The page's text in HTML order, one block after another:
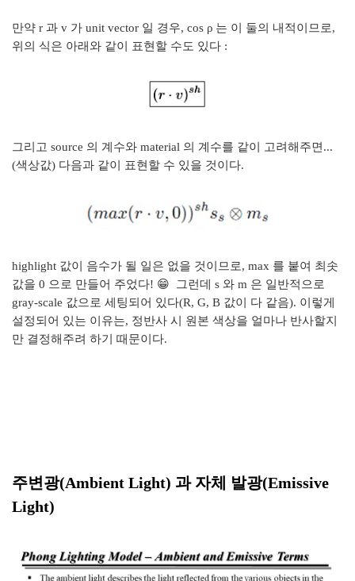
만약 r 과 v 가 unit vector 일 경우, cos ρ 는 이 둘의 내적이므로,
위의 식은 아래와 같이 표현할 수도 있다 :
그리고 source 의 계수와 material 의 계수를 같이 고려해주면...
(색상값) 다음과 같이 표현할 수 있을 것이다.
highlight 값이 음수가 될 일은 없을 것이므로, max 를 붙여 최솟
값을 0 으로 만들어 주었다! 😁 그런데 s 와 m 은 일반적으로
gray-scale 값으로 세팅되어 있다(R, G, B 값이 다 같음). 이렇게
설정되어 있는 이유는, 정반사 시 원본 색상을 얼마나 반사할지
만 결정해주려 하기 때문이다.
주변광(Ambient Light) 과 자체 발광(Emissive
Light)